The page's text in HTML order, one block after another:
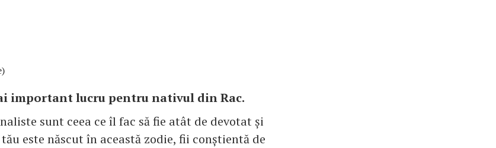
important lucru pentru nativul din Rac.
sunt ceea ce îl fac să fie atât de devotat și
este născut în această zodie, fii conștientă de